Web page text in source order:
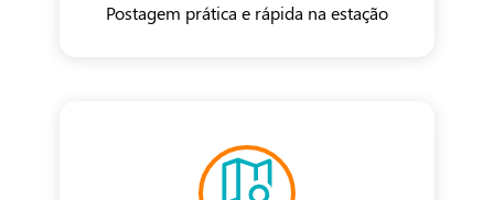
Postagem prática e rápida na estação